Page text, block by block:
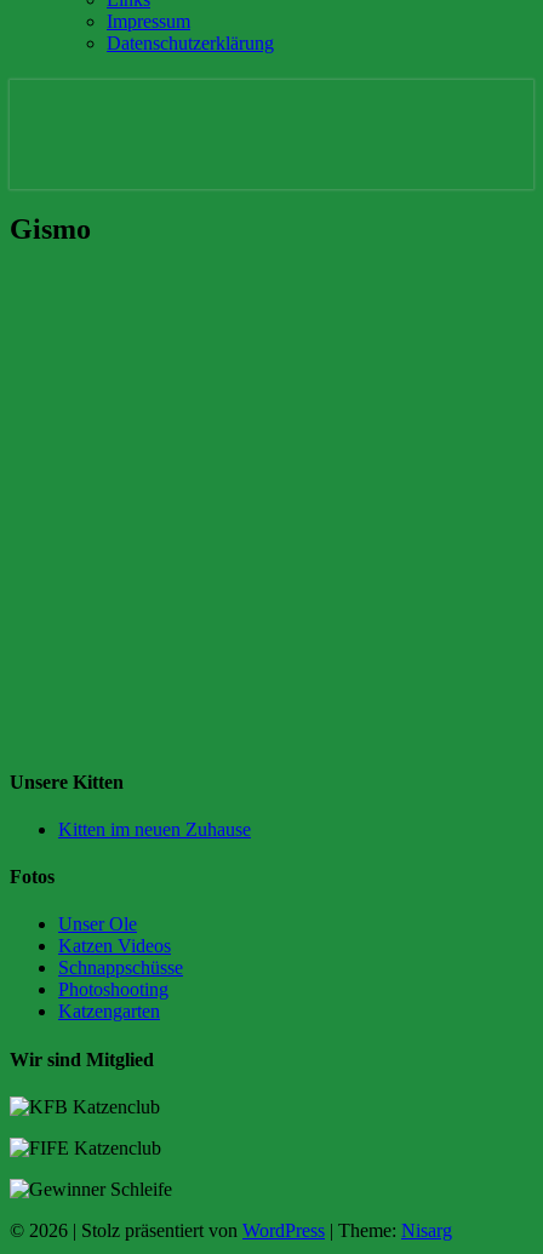
Impressum
Datenschutzerklärung
Gismo
Gismo
Unsere Kitten
Kitten im neuen Zuhause
Fotos
Unser Ole
Katzen Videos
Schnappschüsse
Photoshooting
Katzengarten
Wir sind Mitglied
© 2026 | Stolz präsentiert von WordPress | Theme: Nisarg